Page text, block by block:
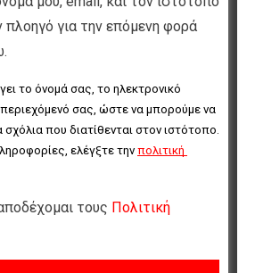
πλοηγό για την επόμενη φορά
το όνομά σας, το ηλεκτρονικό
σας, ώστε να μπορούμε να
που διατίθενται στον ιστότοπο.
ελέγξτε την πολιτική
τους Πολιτική